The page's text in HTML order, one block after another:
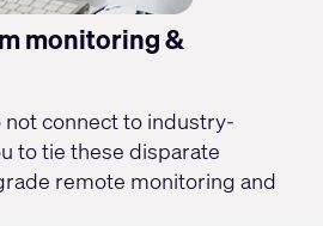
monitoring &
connect to industry-
to tie these disparate
remote monitoring and